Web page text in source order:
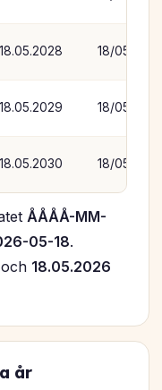
18.05.2028 18/05/
18.05.2029 18/05/
18.05.2030 18/05/
ÅÅÅÅ-MM-
05-18.
och 18.05.2026
år